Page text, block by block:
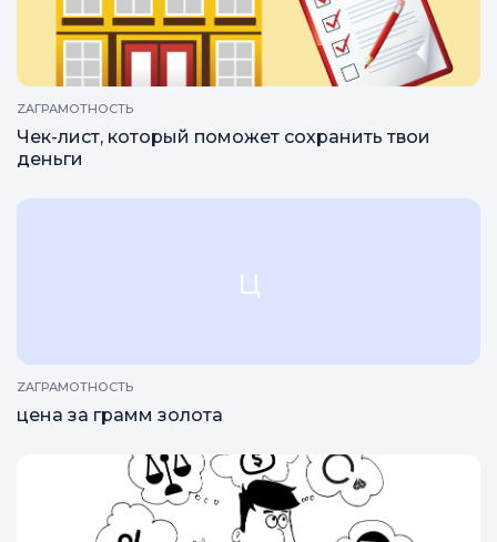
ZAГРАМОТНОСТЬ
Чек-лист, который поможет сохранить твои
деньги
ц
ZAГРАМОТНОСТЬ
цена за грамм золота